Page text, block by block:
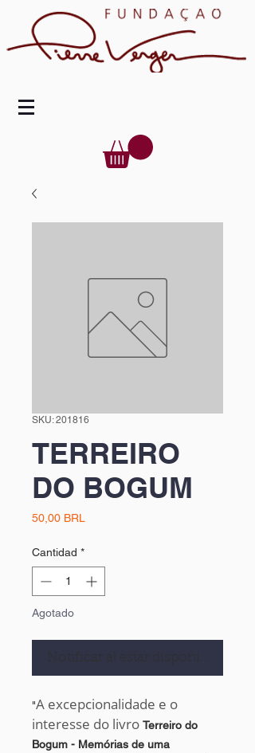
SKU: 201816
TERREIRO
DO BOGUM
50,00 BRL
Cantidad *
Agotado
Notificar al estar disponible
"A excepcionalidade e o
interesse do livro Terreiro do
Bogum - Memórias de uma